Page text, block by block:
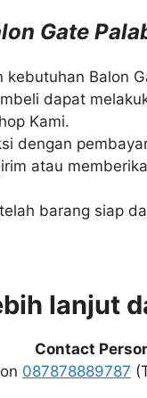
Gate
Balon
dapat
Kami.
dengan
atau
barang siap
lanjut
Contact
087878889787